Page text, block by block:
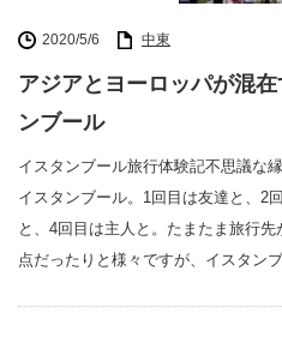
2020/5/6 中東
アジアとヨーロッパが混
ンブール
イスタンブール旅行体験記不思議な
イスタンブール。1回目は友達と、2
と、4回目は主人と。たまたま旅行
点だったりと様々ですが、イスタン